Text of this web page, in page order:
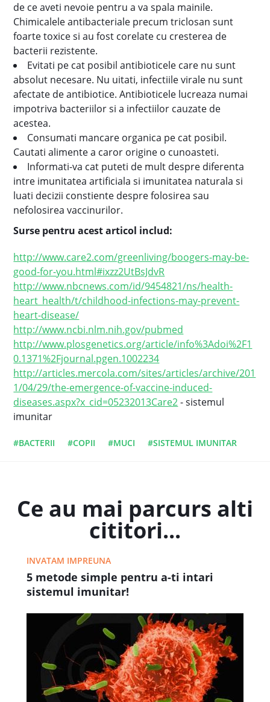
de ce aveti nevoie pentru a va spala mainile.
Chimicalele antibacteriale precum triclosan sunt
foarte toxice si au fost corelate cu cresterea de
bacterii rezistente.
Evitati pe cat posibil antibioticele care nu sunt
absolut necesare. Nu uitati, infectiile virale nu sunt
afectate de antibiotice. Antibioticele lucreaza numai
impotriva bacteriilor si a infectiilor cauzate de
acestea.
Consumati mancare organica pe cat posibil.
Cautati alimente a caror origine o cunoasteti.
Informati-va cat puteti de mult despre diferenta
intre imunitatea artificiala si imunitatea naturala si
luati decizii constiente despre folosirea sau
nefolosirea vaccinurilor.
Surse pentru acest articol includ:
http://www.care2.com/greenliving/boogers-may-be-
good-for-you.html#ixzz2UtBsJdvR
http://www.nbcnews.com/id/9454821/ns/health-
heart_health/t/childhood-infections-may-prevent-
heart-disease/
http://www.ncbi.nlm.nih.gov/pubmed
http://www.plosgenetics.org/article/info%3Adoi%2F1
0.1371%2Fjournal.pgen.1002234
http://articles.mercola.com/sites/articles/archive/201
1/04/29/the-emergence-of-vaccine-induced-
diseases.aspx?x_cid=05232013Care2- sistemul
imunitar
#BACTERII #COPII #MUCI #SISTEMUL IMUNITAR
Ce au mai parcurs alti
cititori...
INVATAM IMPREUNA
5 metode simple pentru a-ti intari
sistemul imunitar!